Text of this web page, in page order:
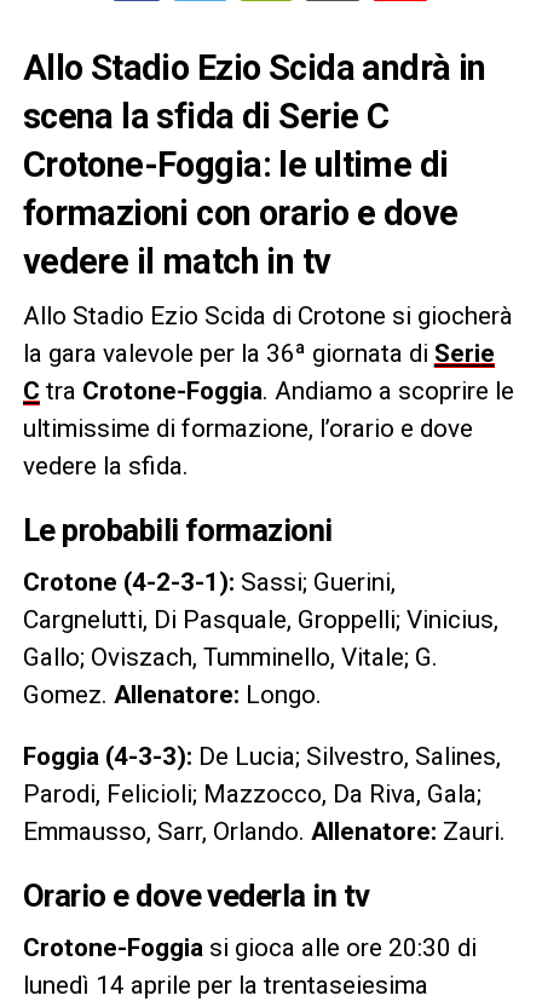
Allo Stadio Ezio Scida andrà in
scena la sfida di Serie C
Crotone-Foggia: le ultime di
formazioni con orario e dove
vedere il match in tv
Allo Stadio Ezio Scida di Crotone si giocherà
la gara valevole per la 36ª giornata di Serie
C tra Crotone-Foggia. Andiamo a scoprire le
ultimissime di formazione, l’orario e dove
vedere la sfida.
Le probabili formazioni
Crotone (4-2-3-1): Sassi; Guerini,
Cargnelutti, Di Pasquale, Groppelli; Vinicius,
Gallo; Oviszach, Tumminello, Vitale; G.
Gomez. Allenatore: Longo.
Foggia (4-3-3): De Lucia; Silvestro, Salines,
Parodi, Felicioli; Mazzocco, Da Riva, Gala;
Emmausso, Sarr, Orlando. Allenatore: Zauri.
Orario e dove vederla in tv
Crotone-Foggia si gioca alle ore 20:30 di
lunedì 14 aprile per la trentaseiesima